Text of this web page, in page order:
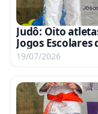
Judô: Oito
Jogos Escolares
19/07/2026